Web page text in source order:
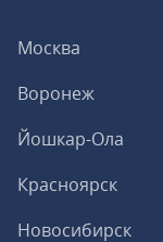
Москва
Воронеж
Йошкар-Ола
Красноярск
Новосибирск